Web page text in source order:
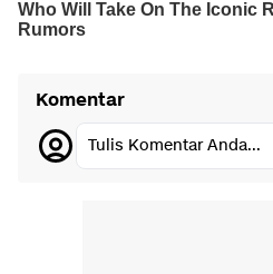
Komentar
Tulis Komentar Anda...